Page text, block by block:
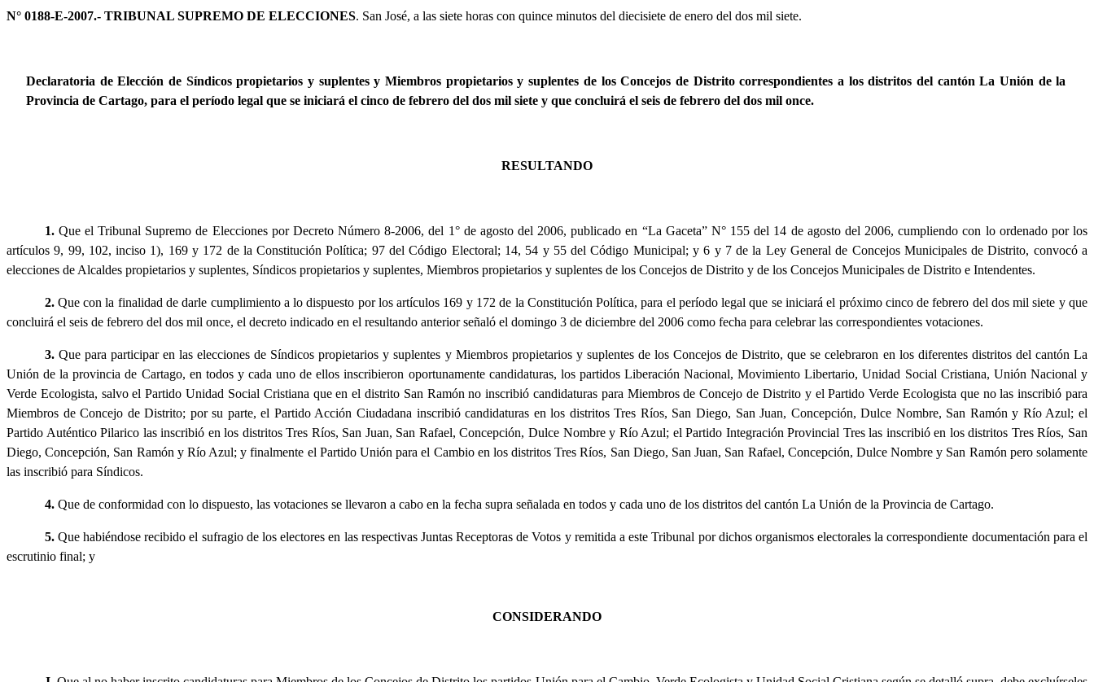
N° 0188-E-2007.- TRIBUNAL SUPREMO DE ELECCIONES. San José, a las siete horas con quince minutos del diecisiete de enero del dos mil siete.
Declaratoria de Elección de Síndicos propietarios y suplentes y Miembros propietarios y suplentes de los Concejos de Distrito correspondientes a los distritos del cantón La Unión de la
Provincia de Cartago, para el período legal que se iniciará el cinco de febrero del dos mil siete y que concluirá el seis de febrero del dos mil once.
RESULTANDO
1. Que el Tribunal Supremo de Elecciones por Decreto Número 8-2006, del 1° de agosto del 2006, publicado en “La Gaceta” N° 155 del 14 de agosto del 2006, cumpliendo con lo ordenado por los
artículos 9, 99, 102, inciso 1), 169 y 172 de la Constitución Política; 97 del Código Electoral; 14, 54 y 55 del Código Municipal; y 6 y 7 de la Ley General de Concejos Municipales de Distrito, convocó a
elecciones de Alcaldes propietarios y suplentes, Síndicos propietarios y suplentes, Miembros propietarios y suplentes de los Concejos de Distrito y de los Concejos Municipales de Distrito e Intendentes.
2. Que con la finalidad de darle cumplimiento a lo dispuesto por los artículos 169 y 172 de la Constitución Política, para el período legal que se iniciará el próximo cinco de febrero del dos mil siete y que
concluirá el seis de febrero del dos mil once, el decreto indicado en el resultando anterior señaló el domingo 3 de diciembre del 2006 como fecha para celebrar las correspondientes votaciones.
3. Que para participar en las elecciones de Síndicos propietarios y suplentes y Miembros propietarios y suplentes de los Concejos de Distrito, que se celebraron en los diferentes distritos del cantón La
Unión de la provincia de Cartago, en todos y cada uno de ellos inscribieron oportunamente candidaturas, los partidos Liberación Nacional, Movimiento Libertario, Unidad Social Cristiana, Unión Nacional y
Verde Ecologista, salvo el Partido Unidad Social Cristiana que en el distrito San Ramón no inscribió candidaturas para Miembros de Concejo de Distrito y el Partido Verde Ecologista que no las inscribió para
Miembros de Concejo de Distrito; por su parte, el Partido Acción Ciudadana inscribió candidaturas en los distritos Tres Ríos, San Diego, San Juan, Concepción, Dulce Nombre, San Ramón y Río Azul; el
Partido Auténtico Pilarico las inscribió en los distritos Tres Ríos, San Juan, San Rafael, Concepción, Dulce Nombre y Río Azul; el Partido Integración Provincial Tres las inscribió en los distritos Tres Ríos, San
Diego, Concepción, San Ramón y Río Azul; y finalmente el Partido Unión para el Cambio en los distritos Tres Ríos, San Diego, San Juan, San Rafael, Concepción, Dulce Nombre y San Ramón pero solamente
las inscribió para Síndicos.
4. Que de conformidad con lo dispuesto, las votaciones se llevaron a cabo en la fecha supra señalada en todos y cada uno de los distritos del cantón La Unión de la Provincia de Cartago.
5. Que habiéndose recibido el sufragio de los electores en las respectivas Juntas Receptoras de Votos y remitida a este Tribunal por dichos organismos electorales la correspondiente documentación para el
escrutinio final; y
CONSIDERANDO